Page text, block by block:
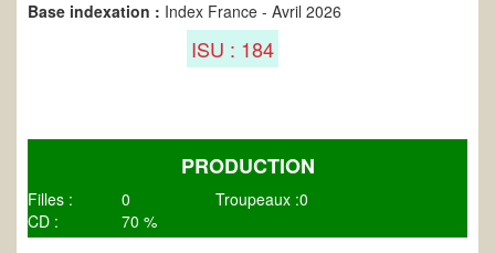
Base indexation : Index France - Avril 2026
ISU : 184
PRODUCTION
Filles : 0 Troupeaux :0
CD :
70 %